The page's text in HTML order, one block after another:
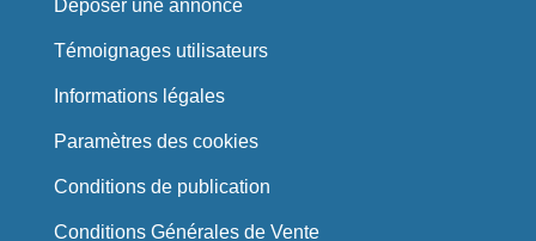
Déposer une annonce
Témoignages utilisateurs
Informations légales
Paramètres des cookies
Conditions de publication
Conditions Générales de Vente